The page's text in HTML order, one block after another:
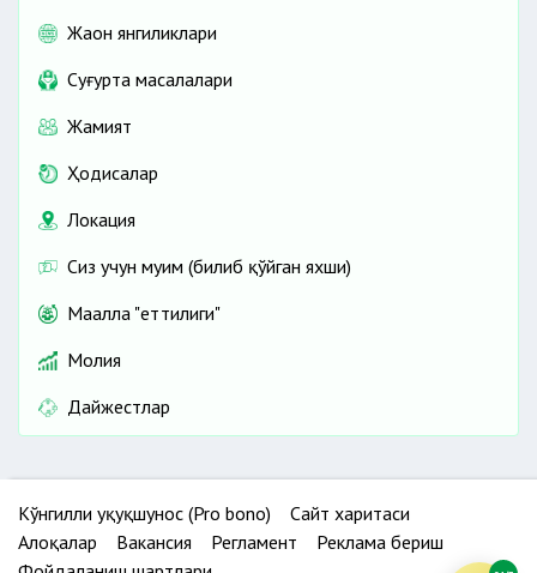
Жаҳон янгиликлари
Cуғурта масалалари
Жамият
Ҳодисалар
Локация
Сиз учун муҳим (билиб қўйган яхши)
Маҳалла "еттилиги"
Молия
Дайжестлар
Кўнгилли ҳуқуқшунос (Pro bono)
Сайт харитаси
Алоқалар
Вакансия Регламент
Реклама бериш